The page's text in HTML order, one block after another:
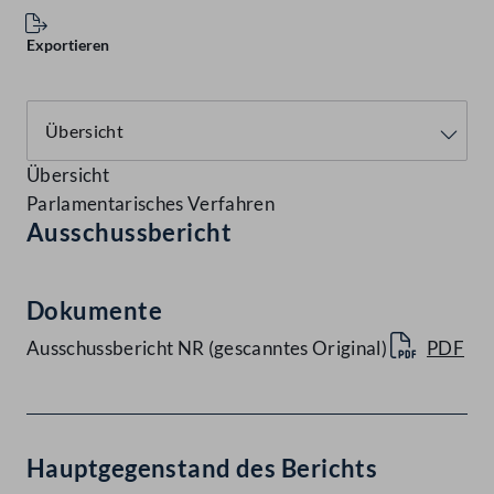
Exportieren
Übersicht
Parlamentarisches Verfahren
Ausschussbericht
Dokumente
Ausschussbericht NR (gescanntes Original) PDF
Hauptgegenstand des Berichts